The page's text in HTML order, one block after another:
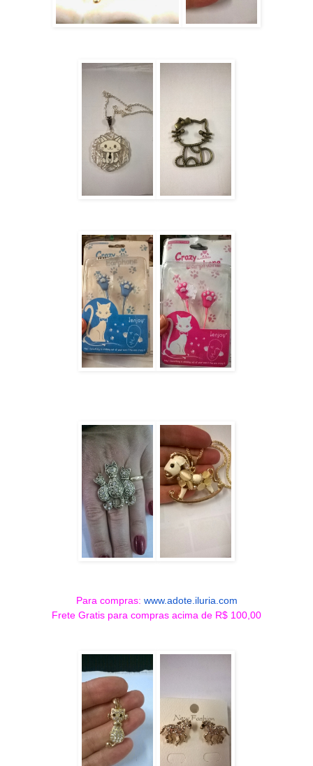
Para compras: www.adote.iluria.com
Frete Gratis para compras acima de R$ 100,00